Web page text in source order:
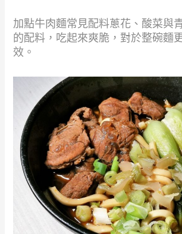
加點牛肉麵常見配料蔥花、酸菜與
的配料，吃起來爽脆，對於整碗麵
效。